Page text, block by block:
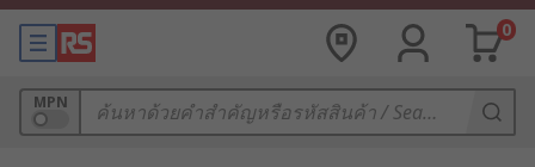
0
MPN